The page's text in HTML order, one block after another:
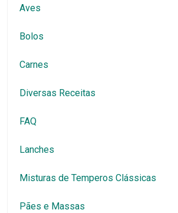
Aves
Bolos
Carnes
Diversas Receitas
FAQ
Lanches
Misturas de Temperos Clássicas
Pães e Massas